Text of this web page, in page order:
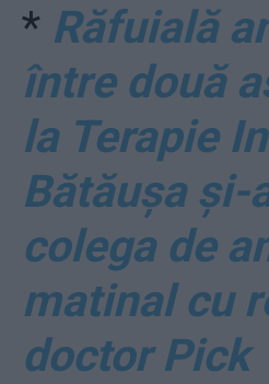
* Răfuială
între două
la Terapie
Bătăușa și-
colega de
matinal cu
doctor Pick